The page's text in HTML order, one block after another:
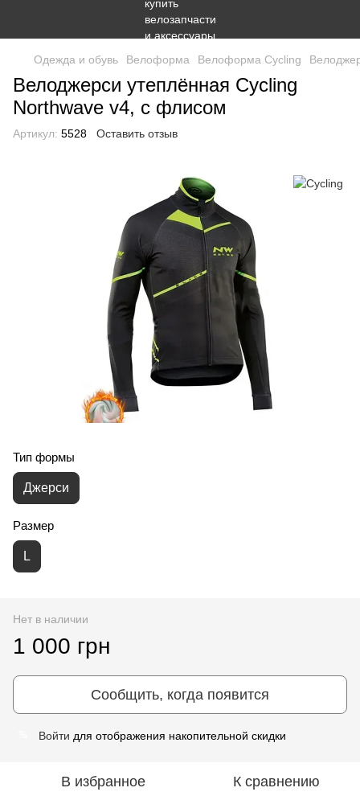
Одежда и обувь Велоформа Велоформа Cycling
Велоджерси утеплённая Cycling
Northwave v4, с флисом
Артикул: 5528 Оставить отзыв
Тип формы
Джерси
Размер
L
Нет в наличии
1 000 грн
Сообщить, когда появится
Войти для отображения накопительной скидки
В избранное К сравнению